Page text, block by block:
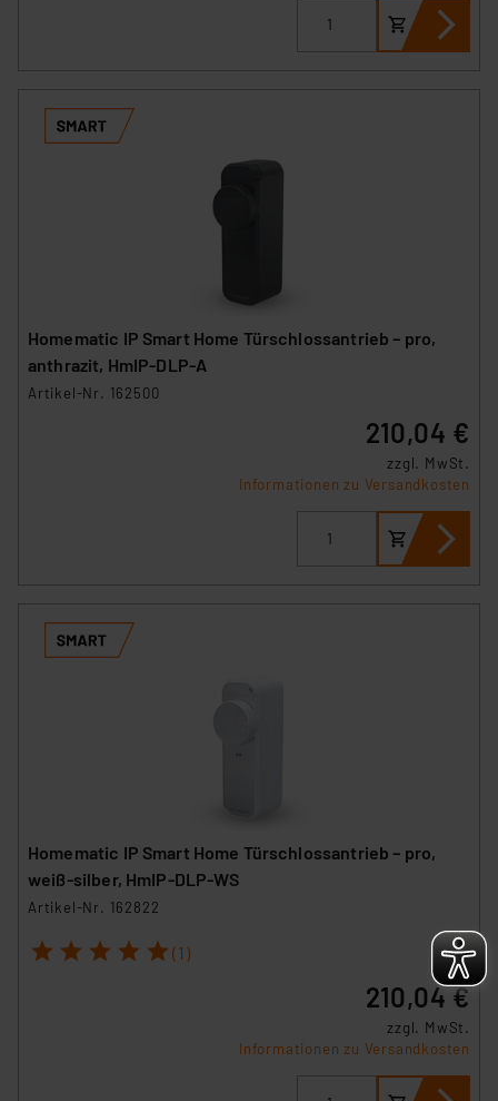
Homematic IP Smart Home Türschlossantrieb – pro,
anthrazit, HmIP‑DLP‑A
Artikel-Nr. 162500
210,04 €
zzgl. MwSt.
Informationen zu Versandkosten
Homematic IP Smart Home Türschlossantrieb – pro,
weiß‑silber, HmIP‑DLP‑WS
Artikel-Nr. 162822
1 2 3 4 5 (1)
210,04 €
zzgl. MwSt.
Informationen zu Versandkosten